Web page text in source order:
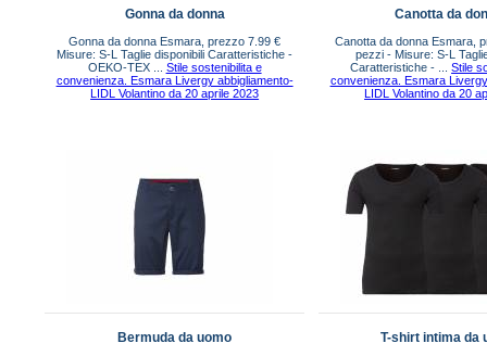
Gonna da donna
Gonna da donna Esmara, prezzo 7.99 €
Misure: S-L Taglie disponibili Caratteristiche -
OEKO-TEX ... Stile sostenibilita e
convenienza. Esmara Livergy abbigliamento-
LIDL Volantino da 20 aprile 2023
Canotta da
Canotta da donna Esmara,
pezzi - Misure: S-L
Caratteristiche - ...Stile
convenienza. Esmara
LIDL Volantino da 20
Bermuda da uomo T-shirt intima da